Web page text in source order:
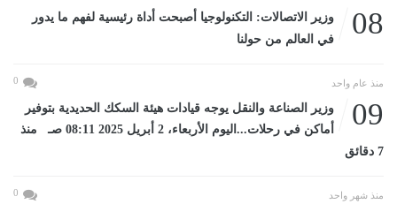
08
وزير الاتصالات: التكنولوجيا أصبحت أداة رئيسية لفهم ما يدور
في العالم من حولنا
منذ عام واحد 0
09
وزير الصناعة والنقل يوجه قيادات هيئة السكك الحديدية بتوفير
أماكن في رحلات...اليوم الأربعاء، 2 أبريل 2025 08:11 صـ منذ
7 دقائق
منذ شهر واحد 0